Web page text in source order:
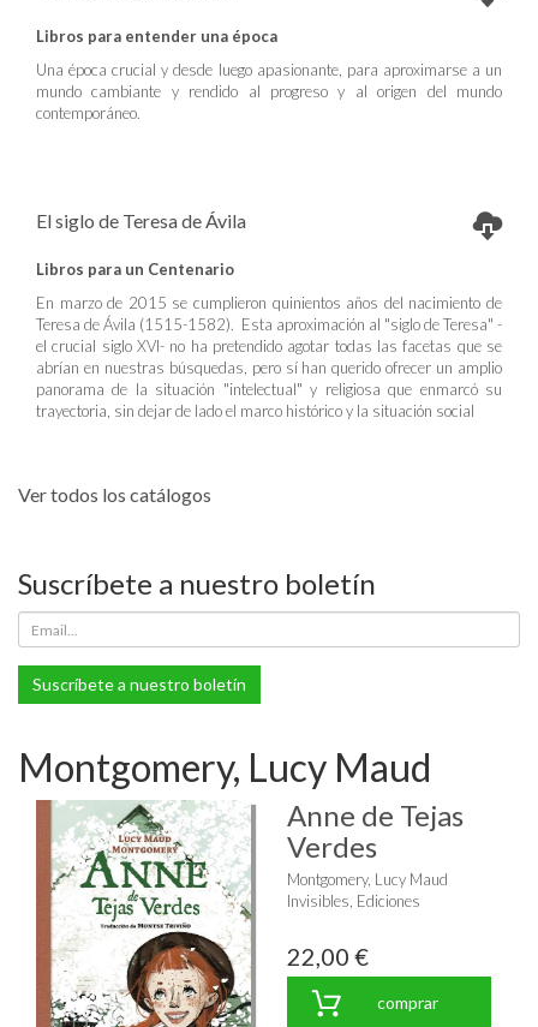
Libros para entender una época
Una época crucial y desde luego apasionante, para aproximarse a un
mundo cambiante y rendido al progreso y al origen del mundo
contemporáneo.
El siglo de Teresa de Ávila
Libros para un Centenario
En marzo de 2015 se cumplieron quinientos años del nacimiento de
Teresa de Ávila (1515-1582). Esta aproximación al "siglo de Teresa" -
el crucial siglo XVI- no ha pretendido agotar todas las facetas que se
abrían en nuestras búsquedas, pero sí han querido ofrecer un amplio
panorama de la situación "intelectual" y religiosa que enmarcó su
trayectoria, sin dejar de lado el marco histórico y la situación social
Ver todos los catálogos
Suscríbete a nuestro boletín
Suscríbete a nuestro boletín
Montgomery, Lucy Maud
Anne de Tejas
Verdes
Montgomery, Lucy Maud
Invisibles, Ediciones
22,00 €
comprar